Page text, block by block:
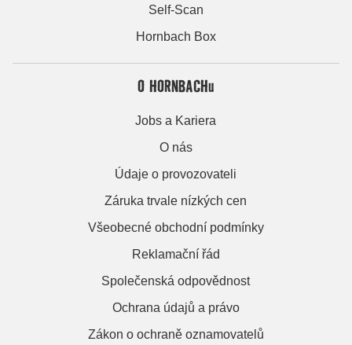
Self-Scan
Hornbach Box
O HORNBACHu
Jobs a Kariera
O nás
Údaje o provozovateli
Záruka trvale nízkých cen
Všeobecné obchodní podmínky
Reklamační řád
Společenská odpovědnost
Ochrana údajů a právo
Zákon o ochraně oznamovatelů